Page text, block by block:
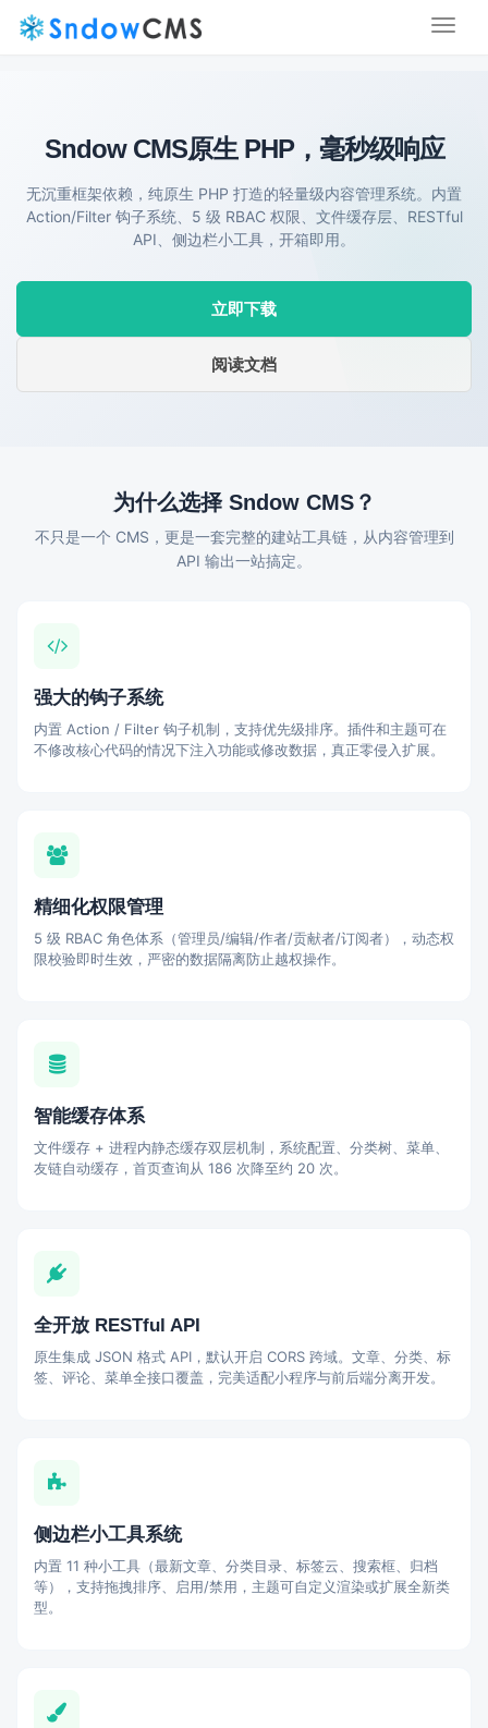
Sndow CMS原生 PHP，毫秒级响应
无沉重框架依赖，纯原生 PHP 打造的轻量级内容管理系统。内置
Action/Filter 钩子系统、5 级 RBAC 权限、文件缓存层、RESTful
API、侧边栏小工具，开箱即用。
立即下载
阅读文档
为什么选择 Sndow CMS？
不只是一个 CMS，更是一套完整的建站工具链，从内容管理到
API 输出一站搞定。
强大的钩子系统
内置 Action / Filter 钩子机制，支持优先级排序。插件和主题可在
不修改核心代码的情况下注入功能或修改数据，真正零侵入扩展。
精细化权限管理
5 级 RBAC 角色体系（管理员/编辑/作者/贡献者/订阅者），动态权
限校验即时生效，严密的数据隔离防止越权操作。
智能缓存体系
文件缓存 + 进程内静态缓存双层机制，系统配置、分类树、菜单、
友链自动缓存，首页查询从 186 次降至约 20 次。
全开放 RESTful API
原生集成 JSON 格式 API，默认开启 CORS 跨域。文章、分类、标
签、评论、菜单全接口覆盖，完美适配小程序与前后端分离开发。
侧边栏小工具系统
内置 11 种小工具（最新文章、分类目录、标签云、搜索框、归档
等），支持拖拽排序、启用/禁用，主题可自定义渲染或扩展全新类
型。